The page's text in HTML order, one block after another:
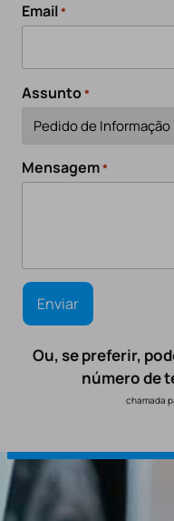
Email*
Assunto*
Mensagem*
Ou, se preferir,
número de
chamada